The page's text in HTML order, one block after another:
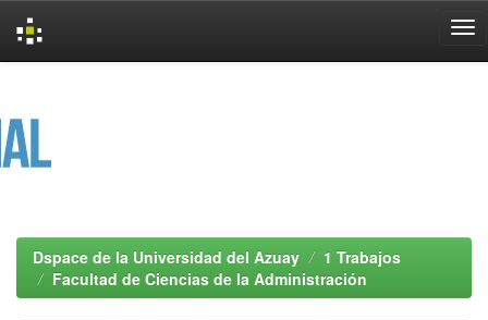
Dspace de la Universidad del Azuay
1 Trabajos
Facultad de Ciencias de la Administración